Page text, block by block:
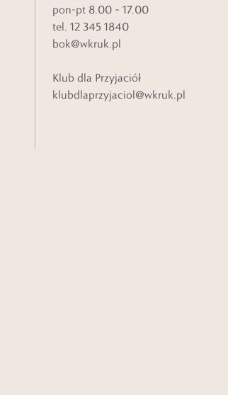
pon-pt 8.00 – 17.00
tel. 12 345 1840
bok@wkruk.pl
Klub dla Przyjaciół
klubdlaprzyjaciol@wkruk.pl